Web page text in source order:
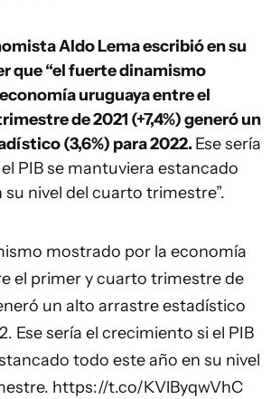
Aldo Lema escribió en su
que “el fuerte dinamismo
uruguaya entre el
de 2021 (+7,4%) generó un
(3,6%) para 2022. Ese sería
PIB se mantuviera estancado
nivel del cuarto trimestre”.
mostrado por la economía
el primer y cuarto trimestre de
un alto arrastre estadístico
Ese sería el crecimiento si el PIB
todo este año en su nivel
https://t.co/KVlByqwVhC